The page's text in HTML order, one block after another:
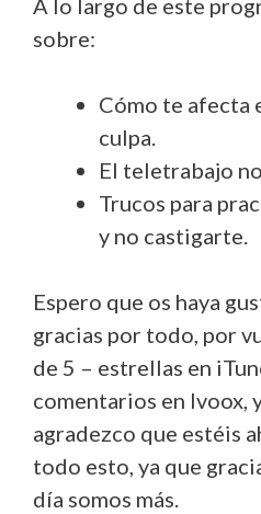
A lo largo de este
sobre:
Cómo te afecta
culpa.
El teletrabajo
Trucos para
y no castigarte.
Espero que os haya
gracias por todo, por
de 5 – estrellas en
comentarios en Ivoox,
agradezco que estéis
todo esto, ya que
día somos más.